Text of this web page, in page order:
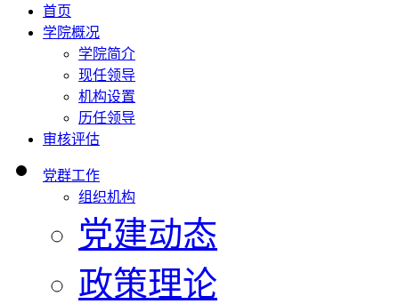
首页
学院概况
学院简介
现任领导
机构设置
历任领导
审核评估
党群工作
组织机构
党建动态
政策理论